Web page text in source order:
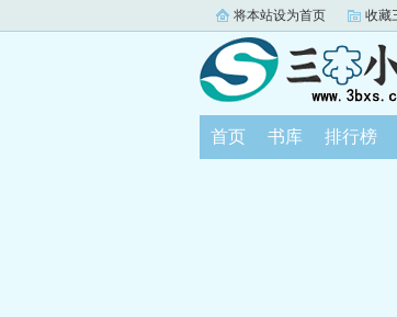
将本站设为首页 收藏
首页 书库 排行榜